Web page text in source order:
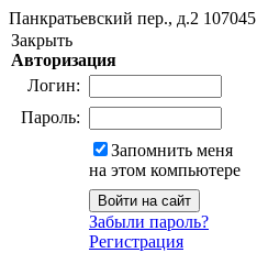
Панкратьевский пер., д.2 107045
Закрыть
Авторизация
Логин:
Пароль:
Запомнить меня
на этом компьютере
Забыли пароль?
Регистрация